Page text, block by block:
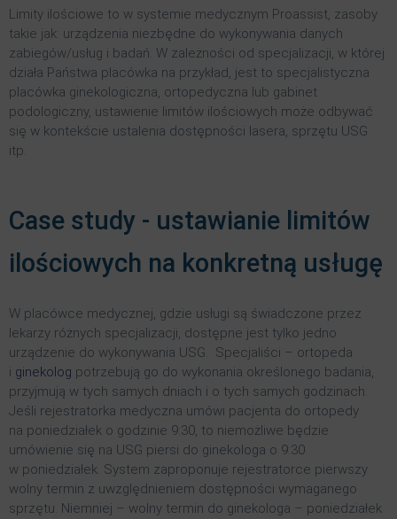
Limity ilościowe to w systemie medycznym Proassist, zasoby
takie jak: urządzenia niezbędne do wykonywania danych
zabiegów/usług i badań. W zależności od specjalizacji, w której
działa Państwa placówka na przykład, jest to specjalistyczna
placówka ginekologiczna, ortopedyczna lub gabinet
podologiczny, ustawienie limitów ilościowych może odbywać
się w kontekście ustalenia dostępności lasera, sprzętu USG
itp.
Case study - ustawianie limitów
ilościowych na konkretną usługę
W placówce medycznej, gdzie usługi są świadczone przez
lekarzy różnych specjalizacji, dostępne jest tylko jedno
urządzenie do wykonywania USG. Specjaliści – ortopeda
i ginekolog potrzebują go do wykonania określonego badania,
przyjmują w tych samych dniach i o tych samych godzinach.
Jeśli rejestratorka medyczna umówi pacjenta do ortopedy
na poniedziałek o godzinie 9:30, to niemożliwe będzie
umówienie się na USG piersi do ginekologa o 9:30
w poniedziałek. System zaproponuje rejestratorce pierwszy
wolny termin z uwzględnieniem dostępności wymaganego
sprzętu. Niemniej – wolny termin do ginekologa – poniedziałek